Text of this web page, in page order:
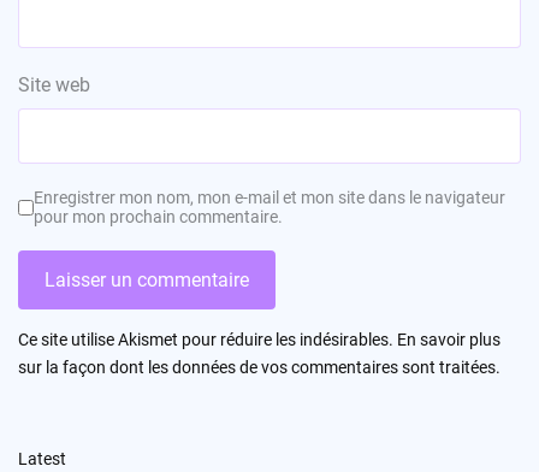
Site web
Enregistrer mon nom, mon e-mail et mon site dans le navigateur
pour mon prochain commentaire.
Ce site utilise Akismet pour réduire les indésirables. En savoir plus
sur la façon dont les données de vos commentaires sont traitées.
Latest